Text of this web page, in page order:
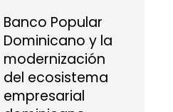
Banco Popular
Dominicano y la
modernización
del ecosistema
empresarial